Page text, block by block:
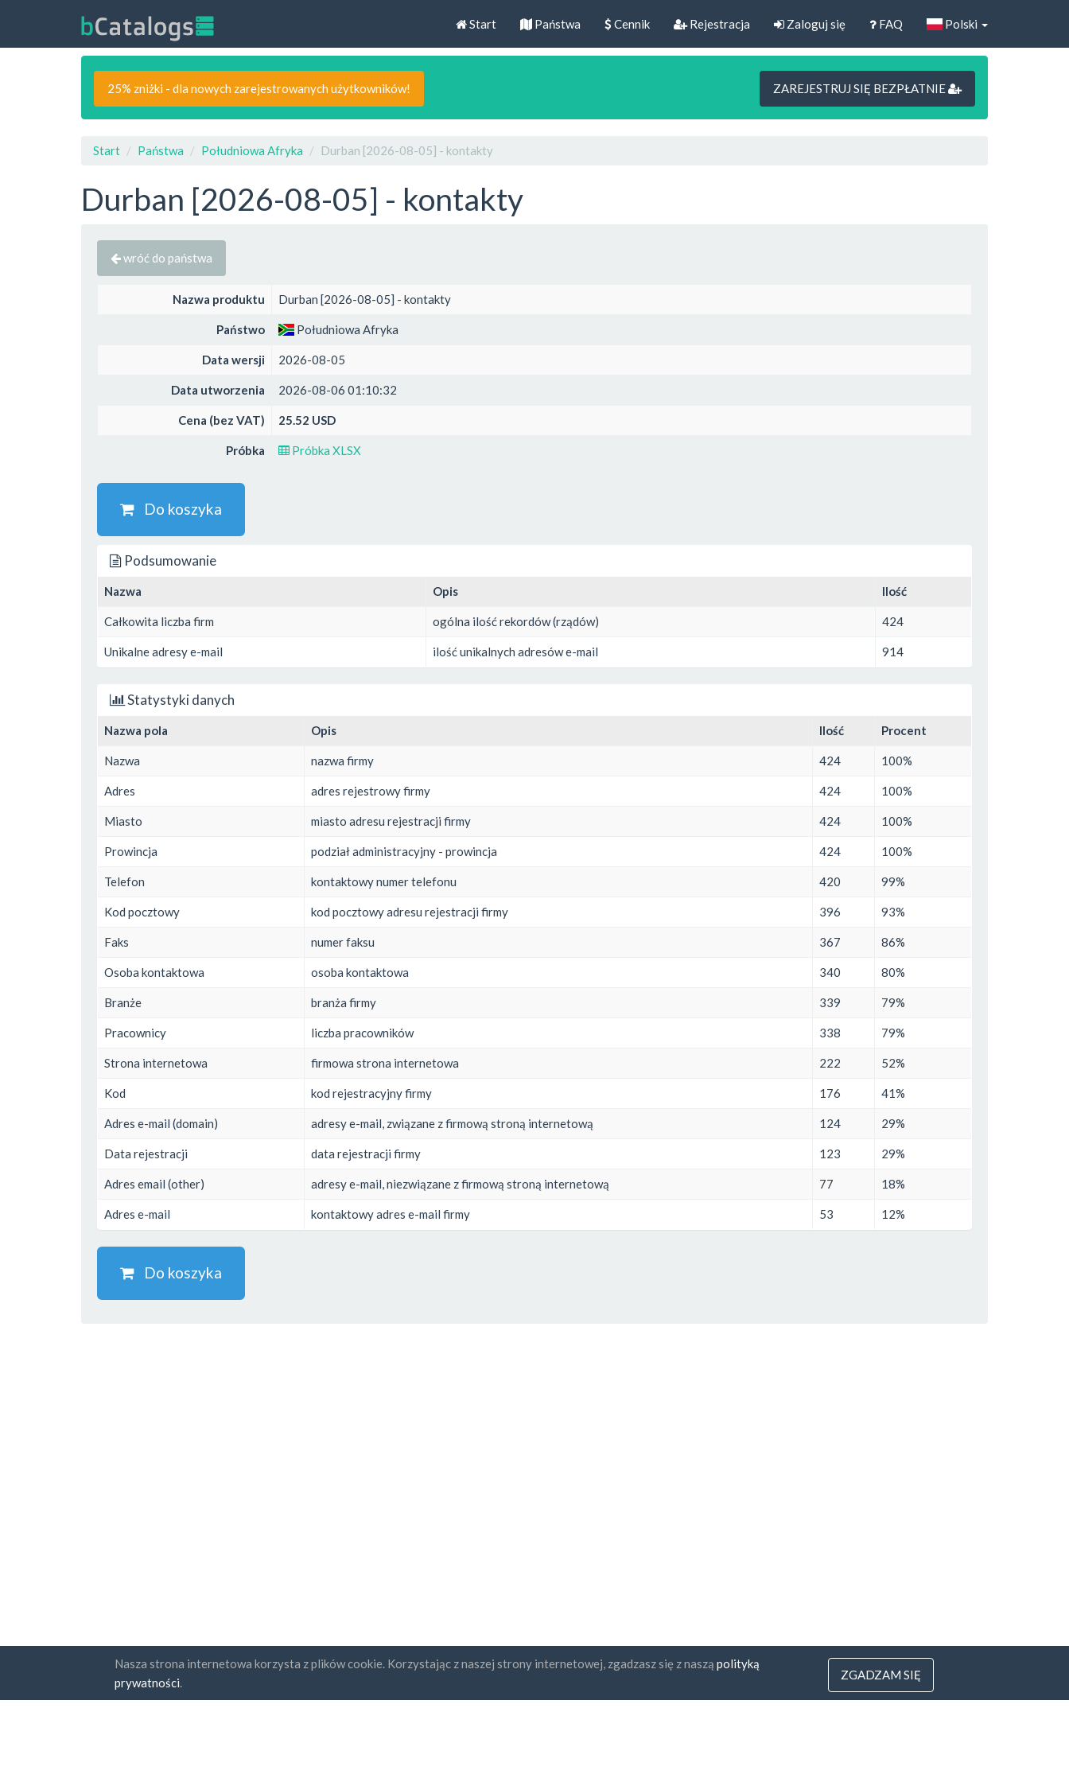
Start Państwa Cennik Rejestracja Zaloguj się FAQ Polski
25% zniżki - dla nowych zarejestrowanych użytkowników! ZAREJESTRUJ SIĘ BEZPŁATNIE
Start Państwa Południowa Afryka Durban [2026-08-05] - kontakty
Durban [2026-08-05] - kontakty
wróć do państwa
Nazwa produktu Durban [2026-08-05] - kontakty
Państwo Południowa Afryka
Data wersji 2026-08-05
Data utworzenia 2026-08-06 01:10:32
Cena (bez VAT) 25.52 USD
Próbka Próbka XLSX
Do koszyka
Podsumowanie
Nazwa Opis Ilość
Całkowita liczba firm ogólna ilość rekordów (rządów) 424
Unikalne adresy e-mail ilość unikalnych adresów e-mail 914
Statystyki danych
Nazwa pola Opis Ilość Procent
Nazwa nazwa firmy 424 100%
Adres adres rejestrowy firmy 424 100%
Miasto miasto adresu rejestracji firmy 424 100%
Prowincja podział administracyjny - prowincja 424 100%
Telefon kontaktowy numer telefonu 420 99%
Kod pocztowy kod pocztowy adresu rejestracji firmy 396 93%
Faks numer faksu 367 86%
Osoba kontaktowa osoba kontaktowa 340 80%
Branże branża firmy 339 79%
Pracownicy liczba pracowników 338 79%
Strona internetowa firmowa strona internetowa 222 52%
Kod kod rejestracyjny firmy 176 41%
Adres e-mail (domain) adresy e-mail, związane z firmową stroną internetową 124 29%
Data rejestracji data rejestracji firmy 123 29%
Adres email (other) adresy e-mail, niezwiązane z firmową stroną internetową 77 18%
Adres e-mail kontaktowy adres e-mail firmy 53 12%
Do koszyka
Nasza strona internetowa korzysta z plików cookie. Korzystając z naszej strony internetowej, zgadzasz się z nasząpolityką
prywatności
ZGADZAM SIĘ